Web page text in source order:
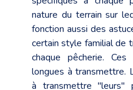
nature du terrain sur
fonction aussi des
certain style familial de
chaque pêcherie.
longues à transmettre.
à transmettre "leurs"